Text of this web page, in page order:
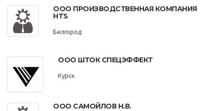
ООО ПРОИЗВОДСТВЕННАЯ КОМПАНИЯ
HTS
Белгород
ООО ШТОК СПЕЦЭФФЕКТ
Курск
ООО САМОЙЛОВ Н.В.